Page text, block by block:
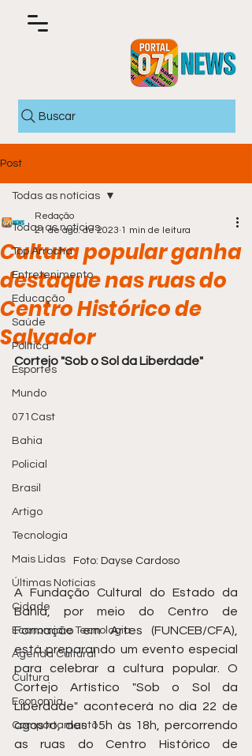
Buscar
Post
Todas as notícias
Top Arrocha
Entretenimento
Educação
Saúde
Política
Esportes
Mundo
071Cast
Bahia
Policial
Brasil
Artigo
Tecnologia
Mais Lidas
Últimas Notícias
Cidade
Economia e Tecnologia
Agenda Cultural
Cultura
Economia
Comportamento
Todas as notícias
Cultura popular ganha
destaque nas ruas do
Centro Histórico de
Salvador
Redação
21 de ago. de 2023 1 min de leitura
Cortejo "Sob o Sol da Liberdade"
Foto: Dayse Cardoso
A Fundação Cultural do Estado da
Bahia, por meio do Centro de
Formação em Artes (FUNCEB/CFA),
está preparando um evento especial
para celebrar a cultura popular. O
Cortejo Artístico "Sob o Sol da
Liberdade" acontecerá no dia 22 de
agosto, das 15h às 18h, percorrendo
as ruas do Centro Histórico de